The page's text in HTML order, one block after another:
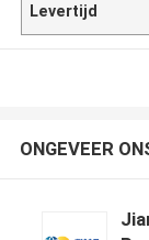
Levertijd
ONGEVEER